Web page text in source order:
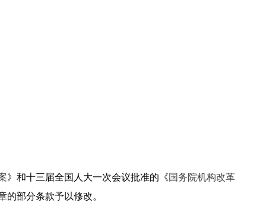
》和十三届全国人大一次会议批准的《国务院机构改革
部分条款予以修改。